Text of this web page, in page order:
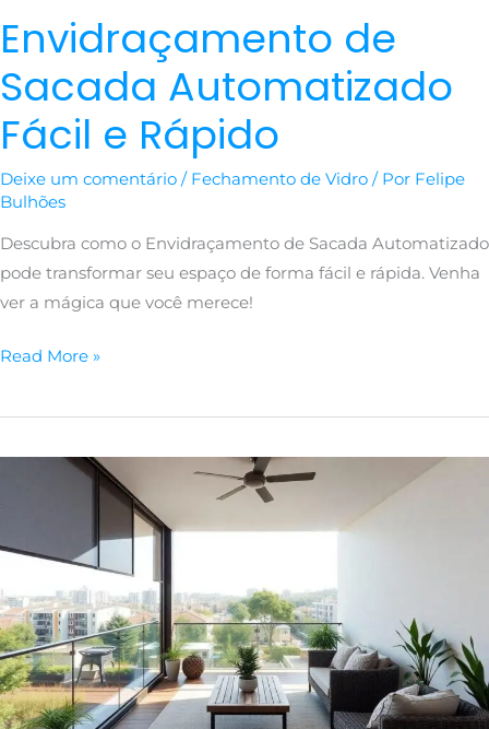
Envidraçamento de
Sacada Automatizado
Fácil e Rápido
Deixe um comentário / Fechamento de Vidro / Por Felipe
Bulhões
Descubra como o Envidraçamento de Sacada Automatizado
pode transformar seu espaço de forma fácil e rápida. Venha
ver a mágica que você merece!
Read More »
Envidraçamento
com
Controle
Remoto
Facilita
a
Vida